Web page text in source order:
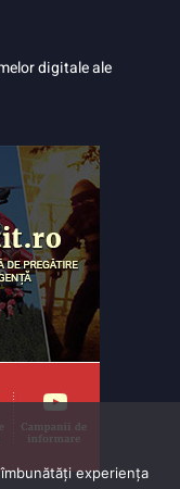
digitale ale
experiența